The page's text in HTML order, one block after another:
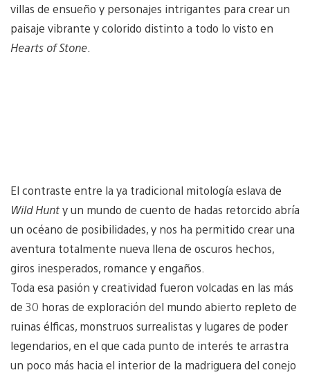
villas de ensueño y personajes intrigantes para crear un
paisaje vibrante y colorido distinto a todo lo visto en
Hearts of Stone
El contraste entre la ya tradicional mitología eslava de
Wild Hunty un mundo de cuento de hadas retorcido abría
un océano de posibilidades, y nos ha permitido crear una
aventura totalmente nueva llena de oscuros hechos,
giros inesperados, romance y engaños.
Toda esa pasión y creatividad fueron volcadas en las más
de 30 horas de exploración del mundo abierto repleto de
ruinas élficas, monstruos surrealistas y lugares de poder
legendarios, en el que cada punto de interés te arrastra
un poco más hacia el interior de la madriguera del conejo